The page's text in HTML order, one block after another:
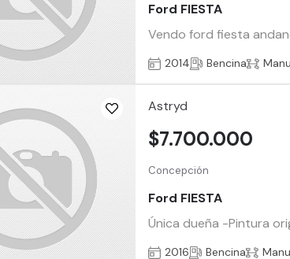
Ford FIESTA
Vendo ford fiesta
2014 Bencina
Astryd
Concepción
Ford FIESTA
Única dueña -Pintura
$7.700.000
2016 Bencina